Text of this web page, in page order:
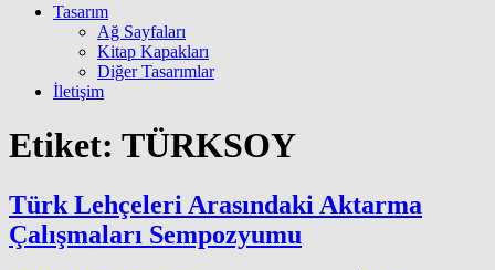
Tasarım
Ağ Sayfaları
Kitap Kapakları
Diğer Tasarımlar
İletişim
Etiket: TÜRKSOY
Türk Lehçeleri Arasındaki Aktarma
Çalışmaları Sempozyumu